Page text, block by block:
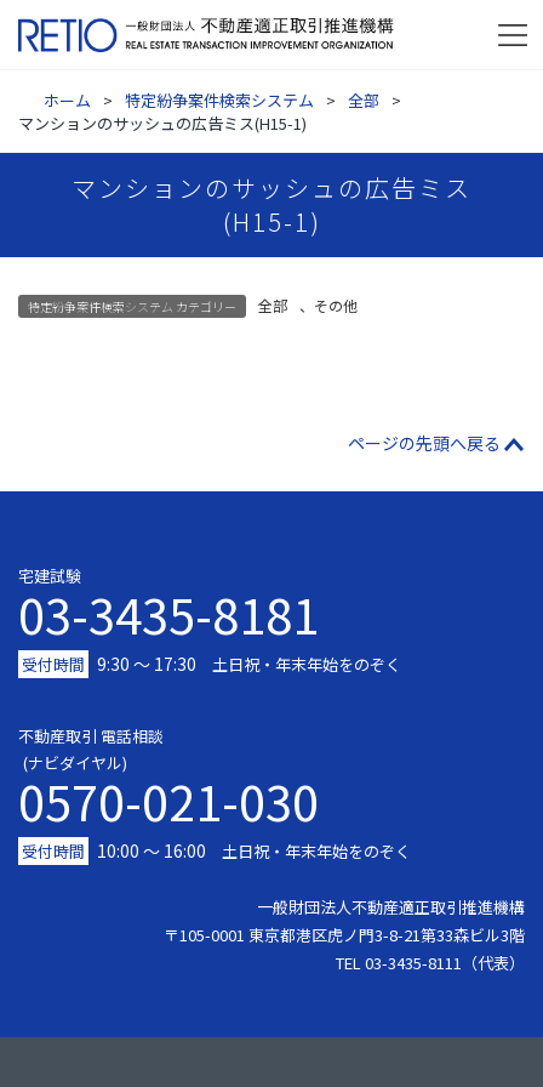
ホーム 特定紛争案件検索システム
全部
マンションのサッシュの広告ミス(H15-1)
マンションのサッシュの広告ミス
(H15-1)
特定紛争案件検索システム カテゴリー 全部 、 その他
ページの先頭へ戻る
宅建試験
03-3435-8181
受付時間 9:30 〜 17:30 土日祝・年末年始をのぞく
不動産取引 電話相談
(ナビダイヤル)
0570-021-030
受付時間 10:00 ～ 16:00 土日祝・年末年始をのぞく
一般財団法人不動産適正取引推進機構
〒105-0001 東京都港区虎ノ門3-8-21第33森ビル3階
TEL 03-3435-8111（代表）